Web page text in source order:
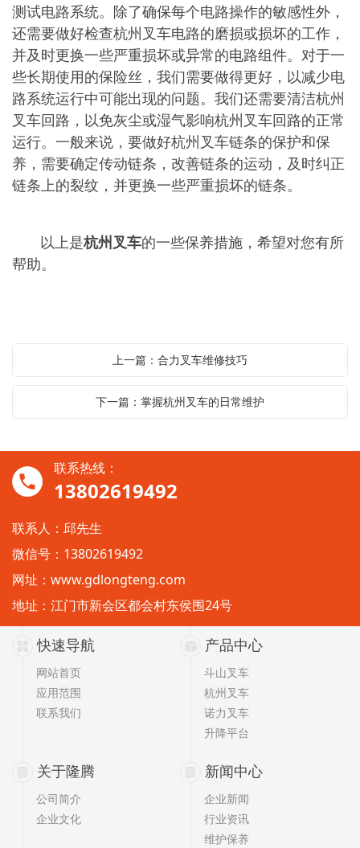
测试电路系统。除了确保每个电路操作的敏感性外，
还需要做好检查杭州叉车电路的磨损或损坏的工作，
并及时更换一些严重损坏或异常的电路组件。对于一
些长期使用的保险丝，我们需要做得更好，以减少电
路系统运行中可能出现的问题。我们还需要清洁杭州
叉车回路，以免灰尘或湿气影响杭州叉车回路的正常
运行。一般来说，要做好杭州叉车链条的保护和保
养，需要确定传动链条，改善链条的运动，及时纠正
链条上的裂纹，并更换一些严重损坏的链条。
以上是杭州叉车的一些保养措施，希望对您有所
帮助。
上一篇：合力叉车维修技巧
下一篇：掌握杭州叉车的日常维护
快速导航
网站首页
应用范围
联系我们
产品中心
斗山叉车
杭州叉车
诺力叉车
升降平台
关于隆腾
公司简介
企业文化
新闻中心
企业新闻
行业资讯
维护保养
联系热线：
13802619492
联系人：邱先生
微信号：13802619492
网址： www.gdlongteng.com
地址：江门市新会区都会村东侯围24号